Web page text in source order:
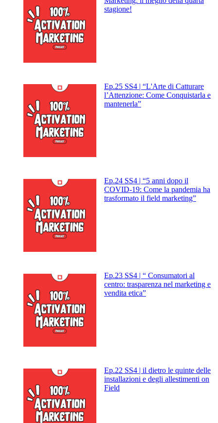
stagione!
Ep.25 SS4 | “L'Arte di Catturare
l’Attenzione: Come Conquistarla e
mantenerla”
Ep.24 SS4 | “5 anni dopo il
COVID-19: Come la pandemia ha
trasformato il field marketing”
Ep.23 SS4 | “ Consumatori al
centro: trasparenza nel marketing e
vendita etica”
Ep.22 SS4 | il dietro le quinte delle
installazioni e degli allestimenti on
Field